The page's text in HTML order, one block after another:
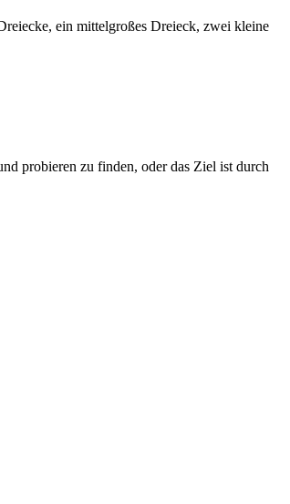
ein mittelgroßes Dreieck, zwei kleine
probieren zu finden, oder das Ziel ist durch